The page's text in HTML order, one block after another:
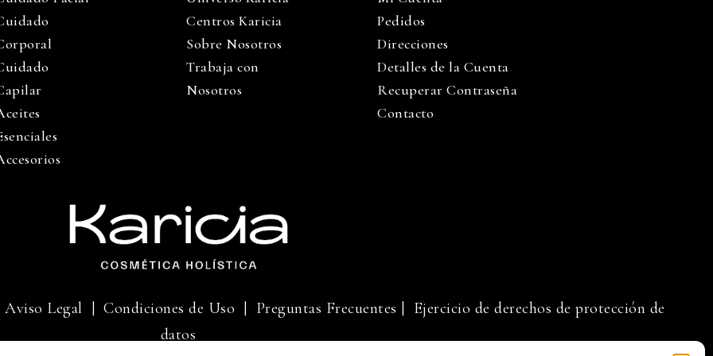
Centros Karicia
Sobre Nosotros
Trabaja con
Nosotros
Pedidos
Direcciones
Detalles de la Cuenta
Recuperar Contraseña
Contacto
Aviso Legal Condiciones de Uso | Preguntas Frecuentes
| Ejercicio de derechos de protección de
datos